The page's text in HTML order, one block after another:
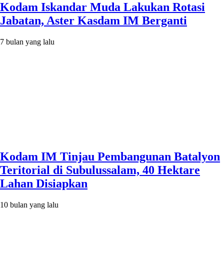
Kodam Iskandar Muda Lakukan Rotasi
Jabatan, Aster Kasdam IM Berganti
7 bulan yang lalu
Kodam IM Tinjau Pembangunan Batalyon
Teritorial di Subulussalam, 40 Hektare
Lahan Disiapkan
10 bulan yang lalu